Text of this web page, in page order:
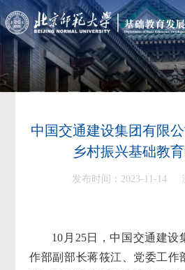
中国交通建设集团有限
乡村振兴基础教
发布时间：2023-11-14
10月25日，中国交通建设
作部副部长蒋筱江、党委工作